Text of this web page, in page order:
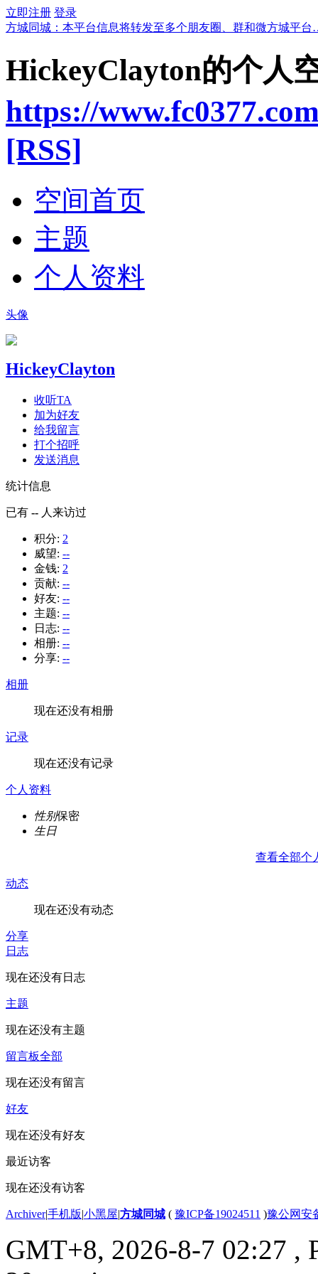
立即注册 登录
方城同城：本平台信息将转发至多个朋友圈、群和微方城平
HickeyClayton的个人
https://
[RSS]
空间首页
主题
个人资料
头像
HickeyClayton
收听TA
加为好友
给我留言
打个招呼
发送消息
统计信息
已有 -- 人来访过
积分: 2
威望: --
金钱: 2
贡献: --
好友: --
主题: --
日志: --
相册: --
分享: --
相册
现在还没有相册
记录
现在还没有记录
个人资料
性别保密
生日
查看全部个
动态
现在还没有动态
分享
日志
现在还没有日志
主题
现在还没有主题
留言板全部
现在还没有留言
好友
现在还没有好友
最近访客
现在还没有访客
Archiver|手机版|小黑屋|方城同城 ( 豫ICP备19024511 )豫公网安
GMT+8, 2026-8-7 02:27 ,